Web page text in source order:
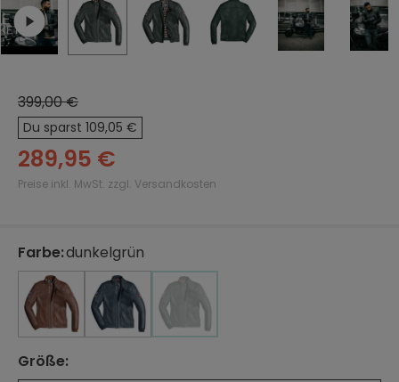
399,00 €
Du sparst 109,05 €
289,95 €
Preise inkl. MwSt. zzgl. Versandkosten
Farbe
auswählen
:dunkelgrün
braun
braun
dunkelblau
dunkelblau
dunkelgrün
(Diese Option ist zurzeit nicht
Größe
auswählen
: